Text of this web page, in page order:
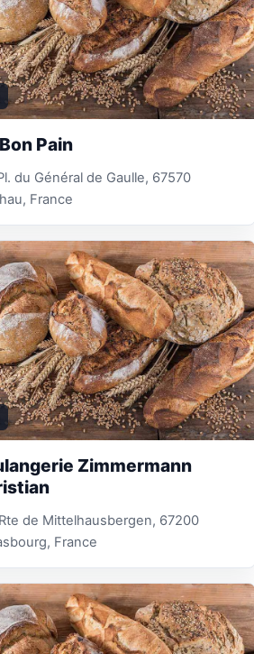
Pain
du Général de Gaulle, 67570
France
Zimmermann
de Mittelhausbergen, 67200
France